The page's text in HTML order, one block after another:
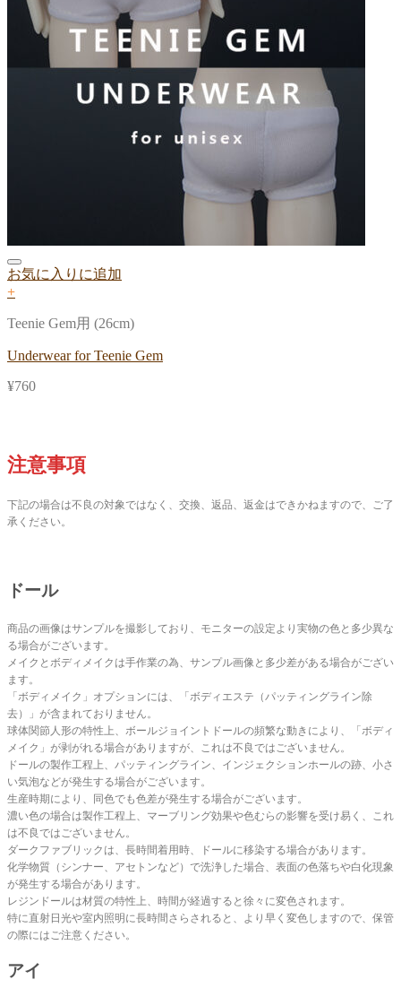
お気に入りに追加
+
Teenie Gem用 (26cm)
Underwear for Teenie Gem
¥760
注意事項
下記の場合は不良の対象ではなく、交換、返品、返金はできかねますので、ご了
承ください。
ドール
商品の画像はサンプルを撮影しており、モニターの設定より実物の色と多少異な
る場合がございます。
メイクとボディメイクは手作業の為、サンプル画像と多少差がある場合がござい
ます。
「ボディメイク」オプションには、「ボディエステ（パッティングライン除
去）」が含まれておりません。
球体関節人形の特性上、ボールジョイントドールの頻繁な動きにより、「ボディ
メイク」が剥がれる場合がありますが、これは不良ではございません。
ドールの製作工程上、パッティングライン、インジェクションホールの跡、小さ
い気泡などが発生する場合がございます。
生産時期により、同色でも色差が発生する場合がございます。
濃い色の場合は製作工程上、マーブリング効果や色むらの影響を受け易く、これ
は不良ではございません。
ダークファブリックは、長時間着用時、ドールに移染する場合があります。
化学物質（シンナー、アセトンなど）で洗浄した場合、表面の色落ちや白化現象
が発生する場合があります。
レジンドールは材質の特性上、時間が経過すると徐々に変色されます。
特に直射日光や室内照明に長時間さらされると、より早く変色しますので、保管
の際にはご注意ください。
アイ